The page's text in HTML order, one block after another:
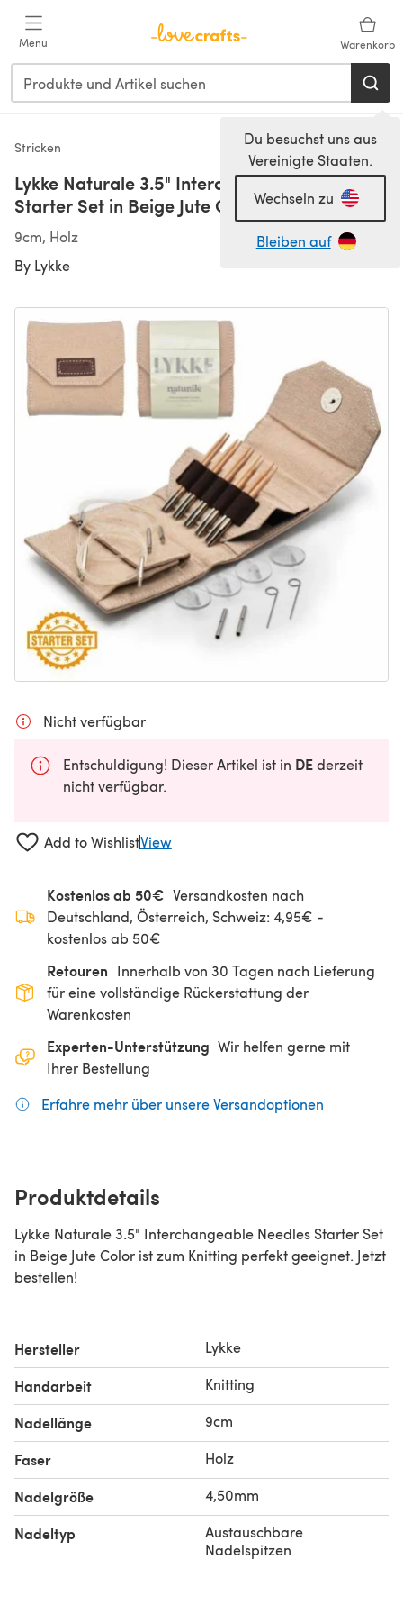
Menu Warenkorb
Du besuchst uns aus
Vereinigte Staaten.
Wechseln zu
Bleiben auf
Stricken
Lykke Naturale 3.5" Interchangeable Needles
Starter Set in Beige Jute Color
9cm, Holz
By Lykke
Nicht verfügbar
Entschuldigung! Dieser Artikel ist in DEderzeit
nicht verfügbar.
Add to WishlistView
Kostenlos ab 50€ Versandkosten nach
Deutschland, Österreich, Schweiz: 4,95€ -
kostenlos ab 50€
Retouren Innerhalb von 30 Tagen nach Lieferung
für eine vollständige Rückerstattung der
Warenkosten
Experten-Unterstützung Wir helfen gerne mit
Ihrer Bestellung
Erfahre mehr über unsere Versandoptionen
Produktdetails
Lykke Naturale 3.5" Interchangeable Needles Starter Set
in Beige Jute Color ist zum Knitting perfekt geeignet. Jetzt
bestellen!
Hersteller Lykke
Handarbeit Knitting
Nadellänge 9cm
Faser Holz
Nadelgröße 4,50mm
Nadeltyp
Austauschbare
Nadelspitzen